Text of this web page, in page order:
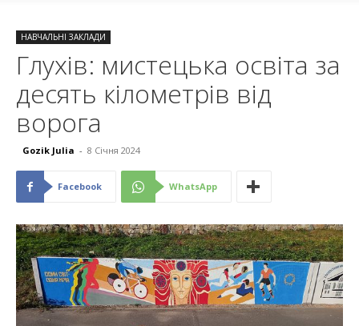
НАВЧАЛЬНІ ЗАКЛАДИ
Глухів: мистецька освіта за
десять кілометрів від
ворога
Gozik Julia - 8 Січня 2024
Facebook WhatsApp